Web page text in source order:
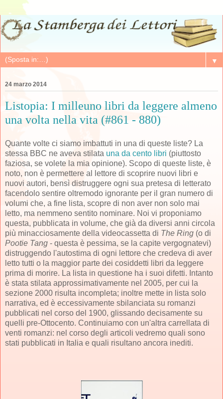
▼
24 marzo 2014
Listopia: I milleuno libri da leggere almeno
una volta nella vita (#861 - 880)
Quante volte ci siamo imbattuti in una di queste liste? La
stessa BBC ne aveva stilata una da cento libri (piuttosto
faziosa, se volete la mia opinione). Scopo di queste liste, è
noto, non è permettere al lettore di scoprire nuovi libri e
nuovi autori, bensì distruggere ogni sua pretesa di letterato
facendolo sentire oltremodo ignorante per il gran numero di
volumi che, a fine lista, scopre di non aver non solo mai
letto, ma nemmeno sentito nominare. Noi vi proponiamo
questa, pubblicata in volume, che già da diversi anni circola
più minacciosamente della videocassetta di The Ring (o di
Pootie Tang - questa è pessima, se la capite vergognatevi)
distruggendo l'autostima di ogni lettore che credeva di aver
letto tutti o la maggior parte dei cosiddetti libri da leggere
prima di morire. La lista in questione ha i suoi difetti. Intanto
è stata stilata approssimativamente nel 2005, per cui la
sezione 2000 risulta incompleta; inoltre mette in lista solo
narrativa, ed è eccessivamente sbilanciata su romanzi
pubblicati nel corso del 1900, glissando decisamente su
quelli pre-Ottocento. Continuiamo con un'altra carrellata di
venti romanzi: nel corso degli articoli vedremo quali sono
stati pubblicati in Italia e quali risultano ancora inediti.